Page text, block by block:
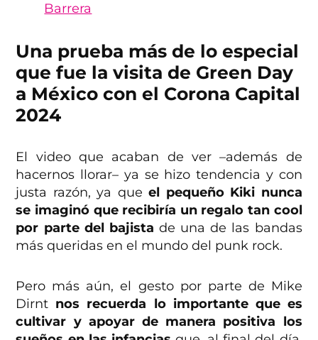
Barrera
Una prueba más de lo especial
que fue la visita de Green Day
a México con el Corona Capital
2024
El video que acaban de ver –además de
hacernos llorar– ya se hizo tendencia y con
justa razón, ya que el pequeño Kiki nunca
se imaginó que recibiría un regalo tan cool
por parte del bajista de una de las bandas
más queridas en el mundo del punk rock.
Pero más aún, el gesto por parte de Mike
Dirnt nos recuerda lo importante que es
cultivar y apoyar de manera positiva los